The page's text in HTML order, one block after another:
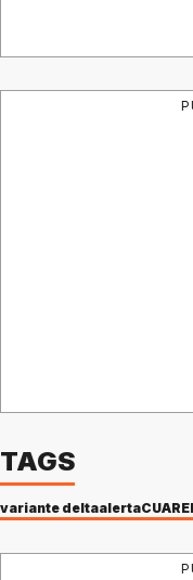
TAGS
variante deltaalerta